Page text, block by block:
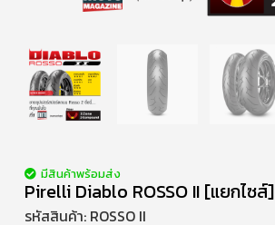
มีสินค้าพร้อมส่ง
Pirelli Diablo ROSSO II [แยกไซส์]
รหัสสินค้า: ROSSO II